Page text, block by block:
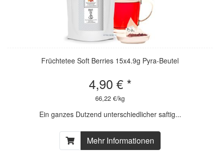
Früchtetee Soft Berries 15x4.9g Pyra-Beutel
4,90 € *
66,22 €/kg
Ein ganzes Dutzend unterschiedlicher saftig...
Mehr Informationen